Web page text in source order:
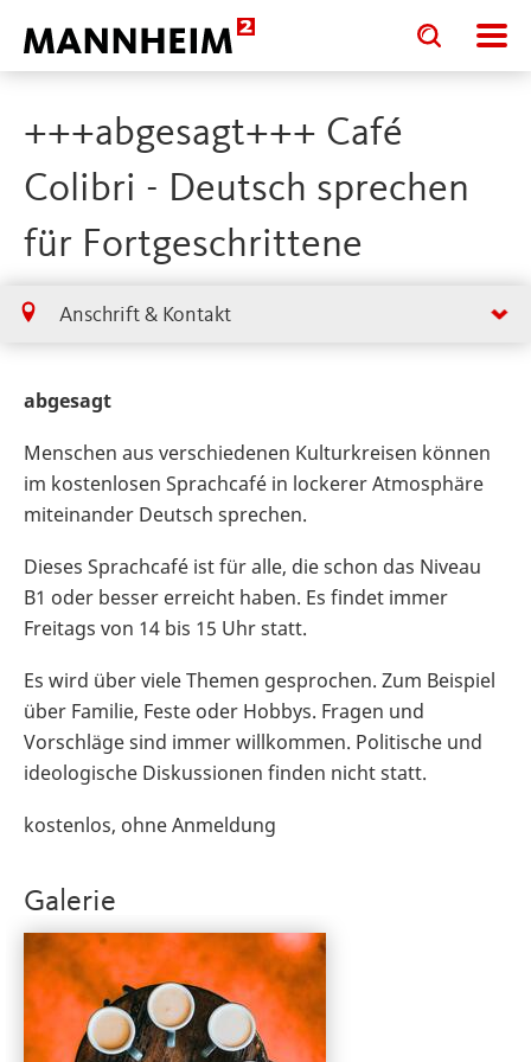
Toggle
search
input
Toggle
search
input
+++abgesagt+++ Café
Colibri - Deutsch sprechen
für Fortgeschrittene
Anschrift & Kontakt
abgesagt
Menschen aus verschiedenen Kulturkreisen können
im kostenlosen Sprachcafé in lockerer Atmosphäre
miteinander Deutsch sprechen.
Dieses Sprachcafé ist für alle, die schon das Niveau
B1 oder besser erreicht haben. Es findet immer
Freitags von 14 bis 15 Uhr statt.
Es wird über viele Themen gesprochen. Zum Beispiel
über Familie, Feste oder Hobbys. Fragen und
Vorschläge sind immer willkommen. Politische und
ideologische Diskussionen finden nicht statt.
kostenlos, ohne Anmeldung
Galerie